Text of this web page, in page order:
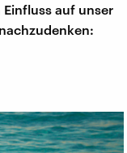
auf unser